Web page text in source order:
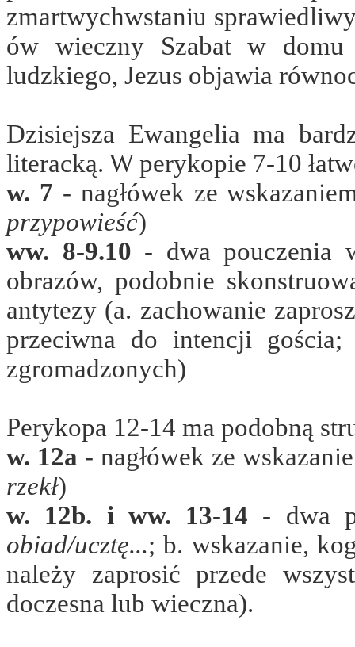
zmartwychwstaniu
ów wieczny Szabat w
ludzkiego, Jezus objawia
Dzisiejsza Ewangelia ma
literacką. W perykopie 7-10
w. 7 - nagłówek ze
przypowieść)
ww. 8-9.10 - dwa pouczenia
obrazów, podobnie
antytezy (a. zachowanie
przeciwna do intencji
zgromadzonych)
Perykopa 12-14 ma podobną
w. 12a - nagłówek ze
rzekł)
w. 12b. i ww. 13-14 - dwa
obiad/ucztę...; b. wskazanie,
należy zaprosić przede
doczesna lub wieczna).